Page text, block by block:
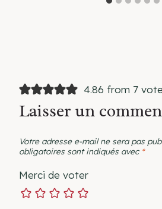
4.86 from 7
Laisser un
Votre adresse e-mail ne sera pas
obligatoires sont indiqués avec *
Merci de voter